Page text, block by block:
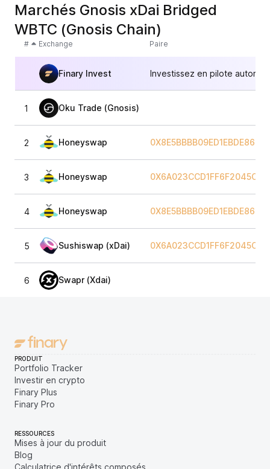
Marchés Gnosis xDai Bridged
WBTC (Gnosis Chain)
# Exchange Paire
Finary Invest Investissez en pilote
1 Oku Trade (Gnosis)
2 Honeyswap
3 Honeyswap
4 Honeyswap
5 Sushiswap (xDai)
6 Swapr (Xdai)
PRODUIT
Portfolio Tracker
Investir en crypto
Finary Plus
Finary Pro
RESSOURCES
Mises à jour du produit
Blog
Calculatrice d'intérêts composés